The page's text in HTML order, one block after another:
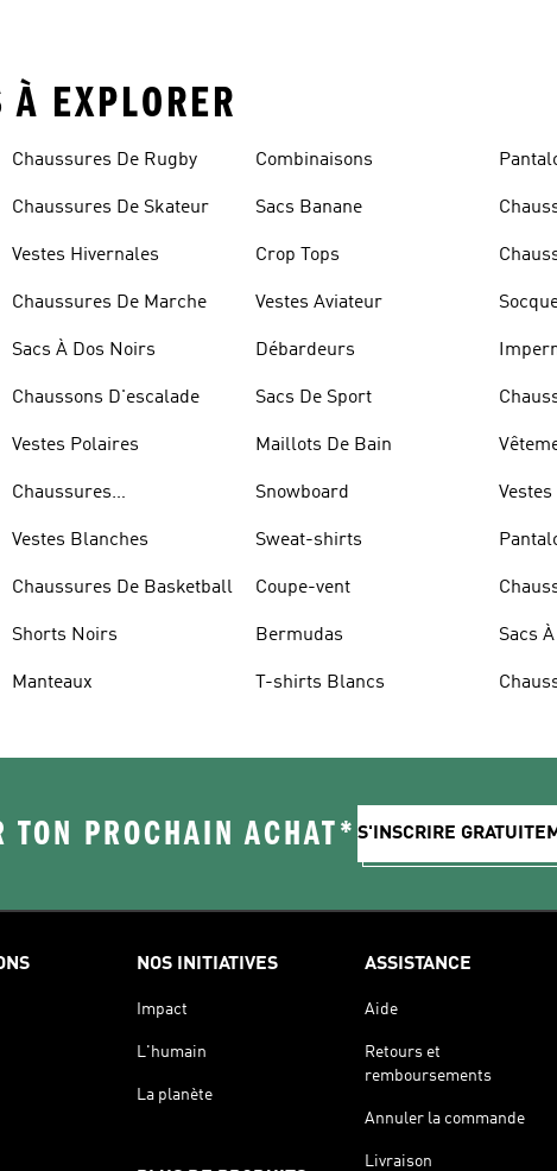
EXPLORER
Chaussures De Rugby
Chaussures De Skateur
Vestes Hivernales
Chaussures De Marche
Sacs À Dos Noirs
Chaussons D'escalade
Vestes Polaires
Chaussures
Vestes Blanches
Chaussures De Basketball
Shorts Noirs
Manteaux
Combinaisons
Sacs Banane
Crop Tops
Vestes Aviateur
Débardeurs
Sacs De Sport
Maillots De Bain
Snowboard
Sweat-shirts
Coupe-vent
Bermudas
T-shirts Blancs
Vestes
Sacs
TON PROCHAIN ACHAT* S'INSCRIRE
NOS INITIATIVES
Impact
L'humain
La planète
ASSISTANCE
Aide
Retours et
remboursements
Annuler la commande
Livraison